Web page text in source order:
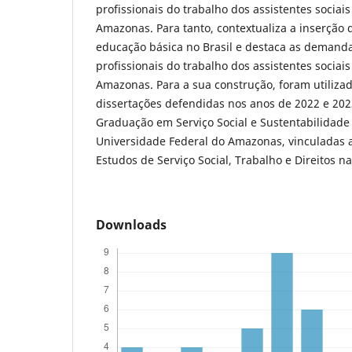
profissionais do trabalho dos assistentes
Amazonas. Para tanto, contextualiza a inserção
educação básica no Brasil e destaca as
profissionais do trabalho dos assistentes
Amazonas. Para a sua construção, foram
dissertações defendidas nos anos de 2022 e
Graduação em Serviço Social e Sustentabilidade
Universidade Federal do Amazonas, vinculadas
Estudos de Serviço Social, Trabalho e Direitos
Downloads